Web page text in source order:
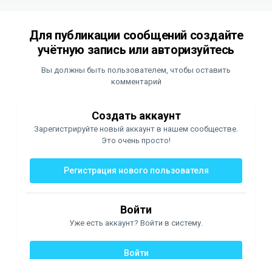
Для публикации сообщений создайте
учётную запись или авторизуйтесь
Вы должны быть пользователем, чтобы оставить
комментарий
Создать аккаунт
Зарегистрируйте новый аккаунт в нашем сообществе.
Это очень просто!
Регистрация нового пользователя
Войти
Уже есть аккаунт? Войти в систему.
Войти